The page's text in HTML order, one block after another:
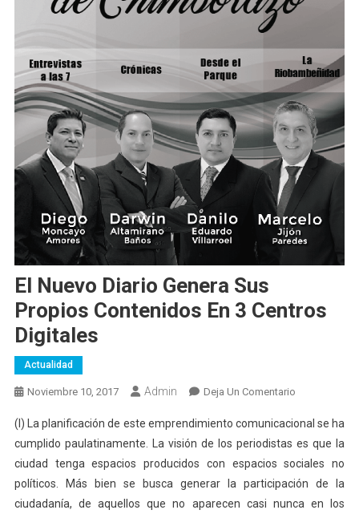
El Nuevo Diario Genera Sus
Propios Contenidos En 3 Centros
Digitales
Actualidad
Noviembre 10, 2017 Admin Deja Un ComentarioEn
Nuevo
Diario
Genera
Sus
Propios
(I) La planificación de este emprendimiento comunicacional se ha
cumplido paulatinamente. La visión de los periodistas es que la
ciudad tenga espacios producidos con espacios sociales no
políticos. Más bien se busca generar la participación de la
ciudadanía, de aquellos que no aparecen casi nunca en los